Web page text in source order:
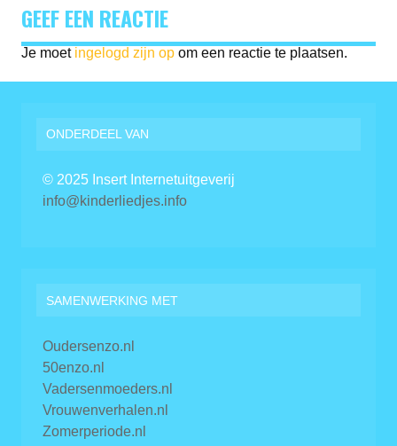
GEEF EEN REACTIE
Je moet ingelogd zijn op om een reactie te plaatsen.
ONDERDEEL VAN
© 2025 Insert Internetuitgeverij
info@kinderliedjes.info
SAMENWERKING MET
Oudersenzo.nl
50enzo.nl
Vadersenmoeders.nl
Vrouwenverhalen.nl
Zomerperiode.nl